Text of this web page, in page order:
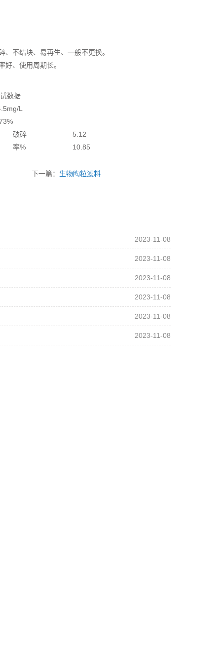
不结块、易再生、一般不更换。
、使用周期长。
数据
L
破碎
5.12
率%
10.85
下一篇： 生物陶粒滤料
2023-11-08
2023-11-08
2023-11-08
2023-11-08
2023-11-08
2023-11-08